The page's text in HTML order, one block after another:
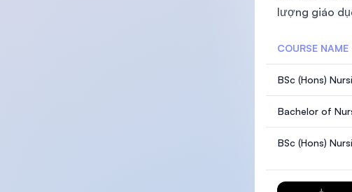
lượng giáo
COURSE NAME
BSc (Hons)
Bachelor of
BSc (Hons)